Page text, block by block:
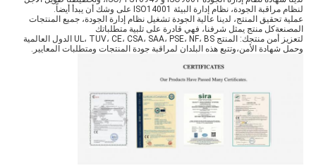
لنظام مراقبة الجودة، نظام إدارة البيئة ISO14001 على وشك أن يبدأ أيضاً.
عملية تحقيق المنتج، لدينا عالية الجودة تشغيل نظام إدارة الجودة، جميع المنتجات
المصنعةكل منتج يمثل شرفنا، فهي قادرة على تلبية متطلباتك
لتعزيز أمن منتجك: المنتج UL، TUV، CE، CSA، SAA، PSE، NF، BS الدول العالمية
وحمل شهادة الأمن،وتتبع هذه البلدان لمراقبة جودة المنتجات ومتطلبات المعايير.